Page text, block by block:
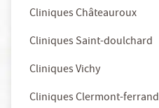
Cliniques Châteauroux
Cliniques Saint-doulchard
Cliniques Vichy
Cliniques Clermont-ferrand